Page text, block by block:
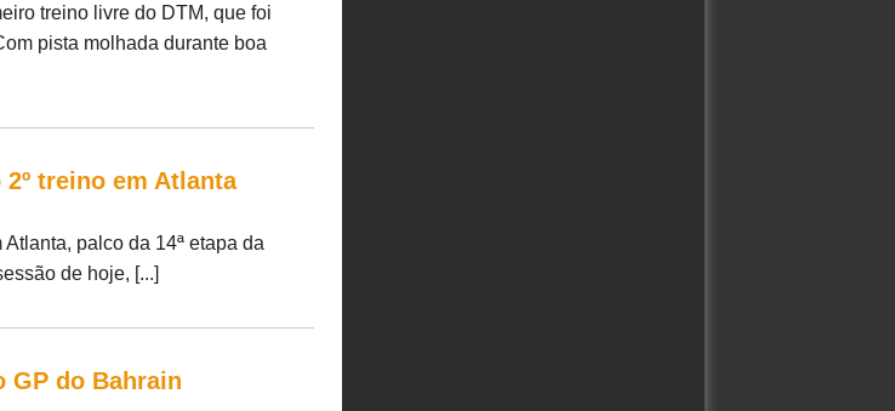
treino livre do DTM, que foi
pista molhada durante boa
treino em Atlanta
palco da 14ª etapa da
de hoje, [...]
GP do Bahrain